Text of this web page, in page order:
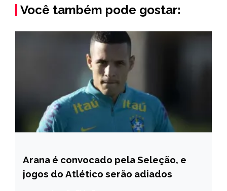
Você também pode gostar:
ESPORTES
NOTÍCIAS
Arana é convocado pela Seleção, e
jogos do Atlético serão adiados